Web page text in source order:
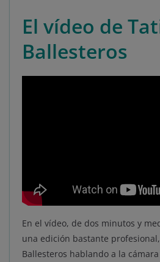
El vídeo de
Ballesteros
En el vídeo, de dos minutos y
una edición bastante
Ballesteros hablando a la